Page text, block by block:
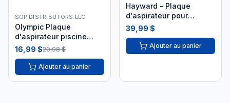
SCP DISTRIBUTORS LLC
Olympic Plaque
d'aspirateur piscine
hors-terre
16,99 $20,98 $
Ajouter au panier
Hayward - Plaque
d'aspirateur pour
piscine creusée SP1106A
i26
39,99 $
Ajouter au panier